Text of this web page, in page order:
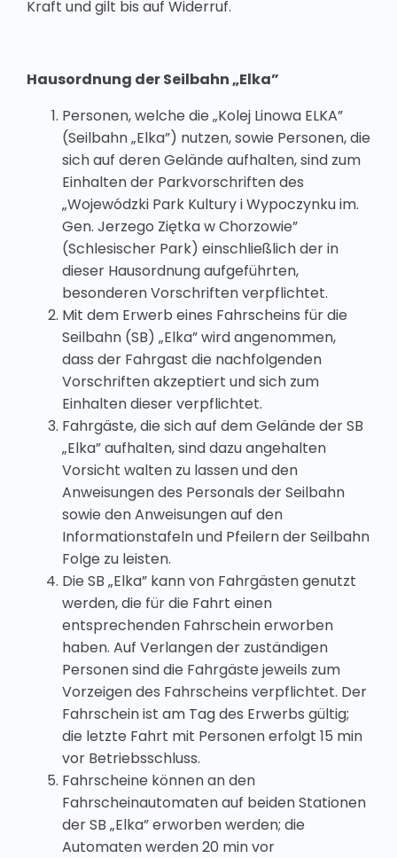
Kraft und gilt bis auf Widerruf.
Hausordnung der Seilbahn „Elka”
Personen, welche die „Kolej Linowa ELKA”
(Seilbahn „Elka”) nutzen, sowie Personen, die
sich auf deren Gelände aufhalten, sind zum
Einhalten der Parkvorschriften des
„Wojewódzki Park Kultury i Wypoczynku im.
Gen. Jerzego Ziętka w Chorzowie”
(Schlesischer Park) einschließlich der in
dieser Hausordnung aufgeführten,
besonderen Vorschriften verpflichtet.
Mit dem Erwerb eines Fahrscheins für die
Seilbahn (SB) „Elka” wird angenommen,
dass der Fahrgast die nachfolgenden
Vorschriften akzeptiert und sich zum
Einhalten dieser verpflichtet.
Fahrgäste, die sich auf dem Gelände der SB
„Elka” aufhalten, sind dazu angehalten
Vorsicht walten zu lassen und den
Anweisungen des Personals der Seilbahn
sowie den Anweisungen auf den
Informationstafeln und Pfeilern der Seilbahn
Folge zu leisten.
Die SB „Elka” kann von Fahrgästen genutzt
werden, die für die Fahrt einen
entsprechenden Fahrschein erworben
haben. Auf Verlangen der zuständigen
Personen sind die Fahrgäste jeweils zum
Vorzeigen des Fahrscheins verpflichtet. Der
Fahrschein ist am Tag des Erwerbs gültig;
die letzte Fahrt mit Personen erfolgt 15 min
vor Betriebsschluss.
Fahrscheine können an den
Fahrscheinautomaten auf beiden Stationen
der SB „Elka” erworben werden; die
Automaten werden 20 min vor